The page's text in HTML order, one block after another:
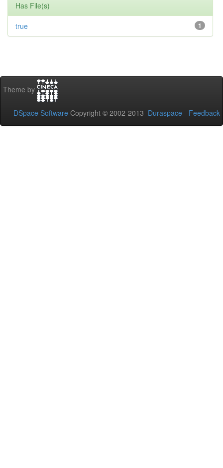
Has File(s)
1
true
Theme by
DSpace Software Copyright © 2002-2013 Duraspace - Feedback